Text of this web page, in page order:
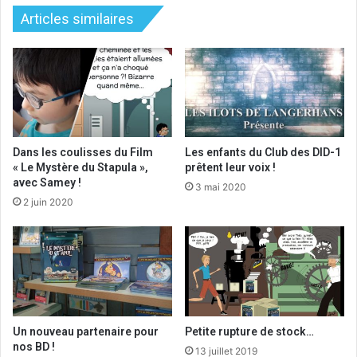
Articles similaires
Dans les coulisses du Film
« Le Mystère du Stapula »,
avec Samey !
2 juin 2020
Les enfants du Club des DID-1
prêtent leur voix !
3 mai 2020
Un nouveau partenaire pour
nos BD !
Petite rupture de stock…
13 juillet 2019